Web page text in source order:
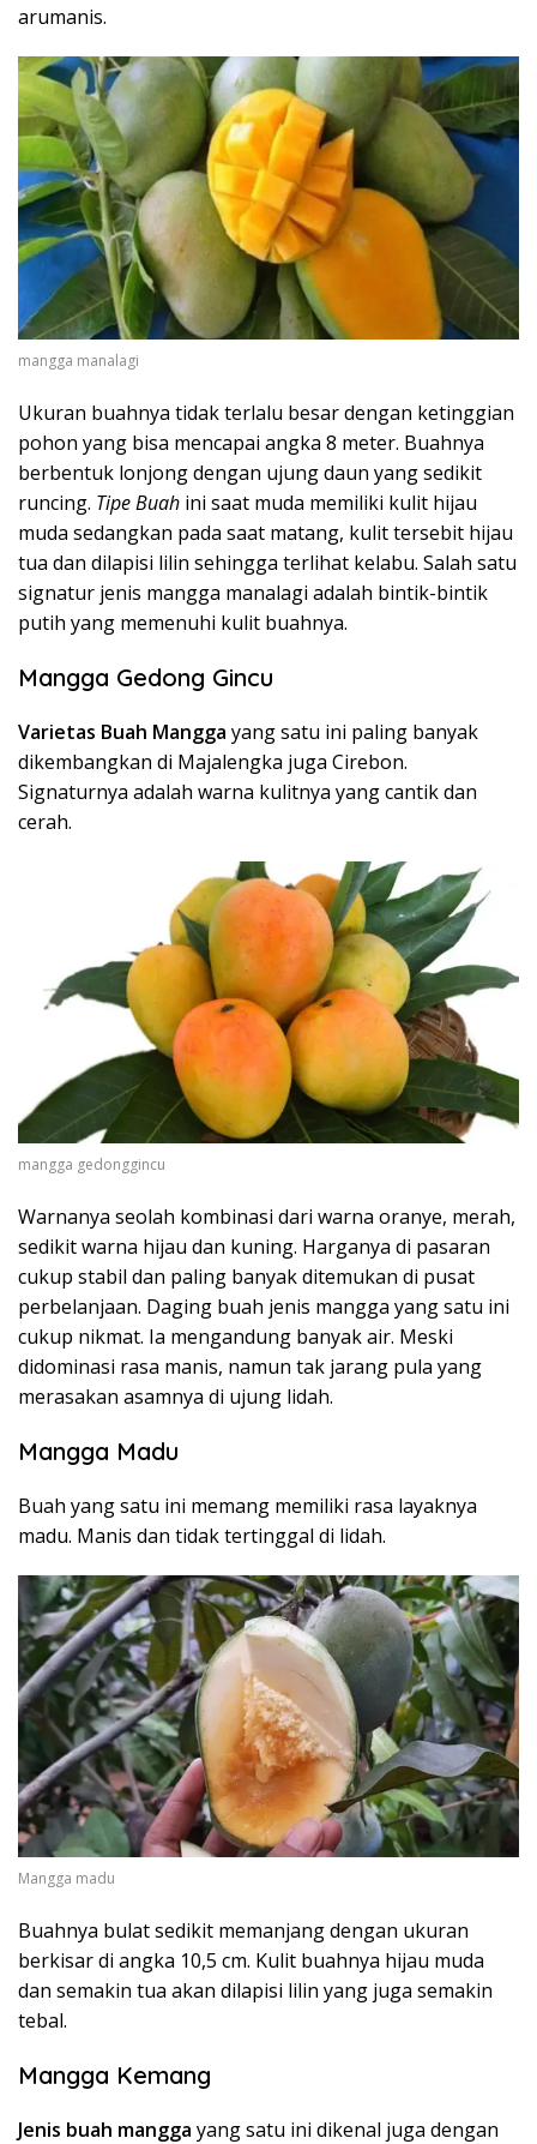
arumanis.
mangga manalagi
Ukuran buahnya tidak terlalu besar dengan ketinggian
pohon yang bisa mencapai angka 8 meter. Buahnya
berbentuk lonjong dengan ujung daun yang sedikit
runcing. Tipe Buah ini saat muda memiliki kulit hijau
muda sedangkan pada saat matang, kulit tersebit hijau
tua dan dilapisi lilin sehingga terlihat kelabu. Salah satu
signatur jenis mangga manalagi adalah bintik-bintik
putih yang memenuhi kulit buahnya.
Mangga Gedong Gincu
Varietas Buah Mangga yang satu ini paling banyak
dikembangkan di Majalengka juga Cirebon.
Signaturnya adalah warna kulitnya yang cantik dan
cerah.
mangga gedonggincu
Warnanya seolah kombinasi dari warna oranye, merah,
sedikit warna hijau dan kuning. Harganya di pasaran
cukup stabil dan paling banyak ditemukan di pusat
perbelanjaan. Daging buah jenis mangga yang satu ini
cukup nikmat. Ia mengandung banyak air. Meski
didominasi rasa manis, namun tak jarang pula yang
merasakan asamnya di ujung lidah.
Mangga Madu
Buah yang satu ini memang memiliki rasa layaknya
madu. Manis dan tidak tertinggal di lidah.
Mangga madu
Buahnya bulat sedikit memanjang dengan ukuran
berkisar di angka 10,5 cm. Kulit buahnya hijau muda
dan semakin tua akan dilapisi lilin yang juga semakin
tebal.
Mangga Kemang
Jenis buah mangga yang satu ini dikenal juga dengan